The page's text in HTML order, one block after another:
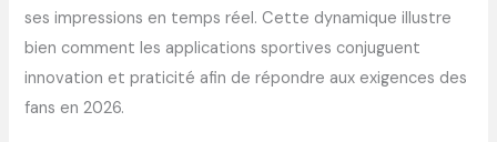
ses impressions en temps réel. Cette dynamique illustre
bien comment les applications sportives conjuguent
innovation et praticité afin de répondre aux exigences des
fans en 2026.